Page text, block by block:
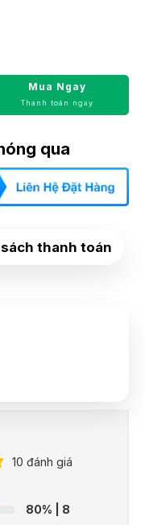
Mua Ngay
Thanh toán ngay
qua
thanh toán
10 đánh giá
80% | 8